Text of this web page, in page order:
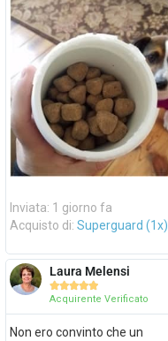
Inviata: 1 giorno fa
Acquisto di: Superguard (1x)
Laura Melensi

Acquirente Verificato
Non ero convinto che un